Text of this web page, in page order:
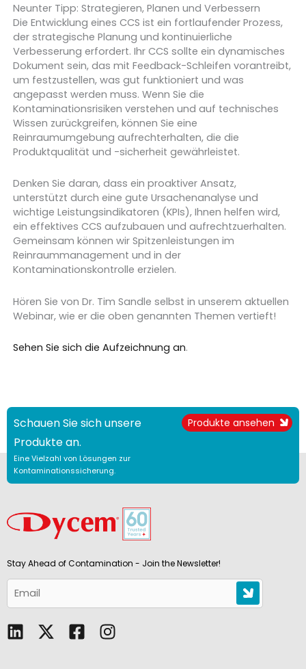
Neunter Tipp: Strategieren, Planen und Verbessern
Die Entwicklung eines CCS ist ein fortlaufender Prozess,
der strategische Planung und kontinuierliche
Verbesserung erfordert. Ihr CCS sollte ein dynamisches
Dokument sein, das mit Feedback-Schleifen vorantreibt,
um festzustellen, was gut funktioniert und was
angepasst werden muss. Wenn Sie die
Kontaminationsrisiken verstehen und auf technisches
Wissen zurückgreifen, können Sie eine
Reinraumumgebung aufrechterhalten, die die
Produktqualität und -sicherheit gewährleistet.
Denken Sie daran, dass ein proaktiver Ansatz,
unterstützt durch eine gute Ursachenanalyse und
wichtige Leistungsindikatoren (KPIs), Ihnen helfen wird,
ein effektives CCS aufzubauen und aufrechtzuerhalten.
Gemeinsam können wir Spitzenleistungen im
Reinraummanagement und in der
Kontaminationskontrolle erzielen.
Hören Sie von Dr. Tim Sandle selbst in unserem aktuellen
Webinar, wie er die oben genannten Themen vertieft!
Sehen Sie sich die Aufzeichnung an.
Schauen Sie sich unsere
Produkte an.
Eine Vielzahl von Lösungen zur
Kontaminationssicherung.
Produkte ansehen
Stay Ahead of Contamination - Join the Newsletter!
L F I